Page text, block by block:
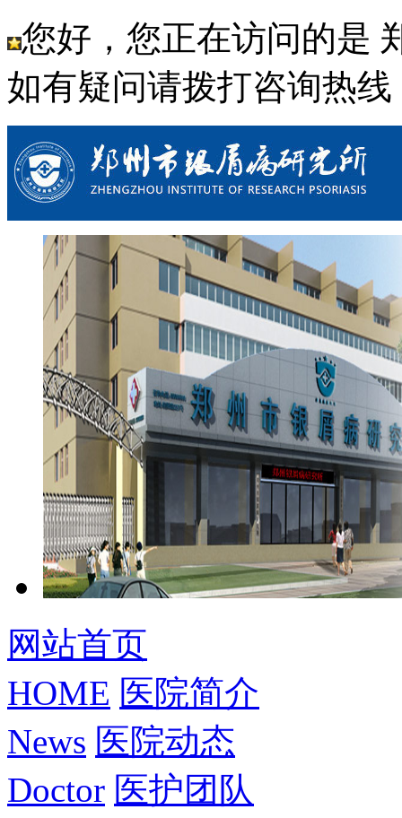
您好，您正在访问的是
如有疑问请拨打咨询热线
网站首页
HOME 医院简介
News 医院动态
Doctor 医护团队